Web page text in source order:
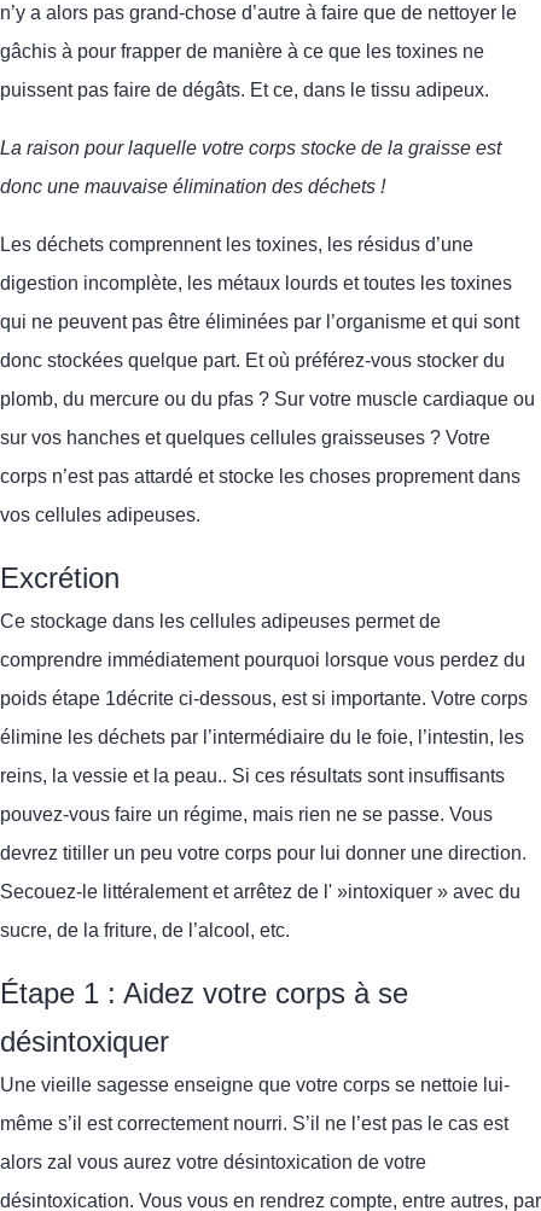
n’y a alors pas grand-chose d’autre à faire que de nettoyer le
gâchis à pour frapper de manière à ce que les toxines ne
puissent pas faire de dégâts. Et ce, dans le tissu adipeux.
La raison pour laquelle votre corps stocke de la graisse est
donc une mauvaise élimination des déchets !
Les déchets comprennent les toxines, les résidus d’une
digestion incomplète, les métaux lourds et toutes les toxines
qui ne peuvent pas être éliminées par l’organisme et qui sont
donc stockées quelque part. Et où préférez-vous stocker du
plomb, du mercure ou du pfas ? Sur votre muscle cardiaque ou
sur vos hanches et quelques cellules graisseuses ? Votre
corps n’est pas attardé et stocke les choses proprement dans
vos cellules adipeuses.
Excrétion
Ce stockage dans les cellules adipeuses permet de
comprendre immédiatement pourquoi lorsque vous perdez du
poids étape 1décrite ci-dessous, est si importante. Votre corps
élimine les déchets par l’intermédiaire du le foie, l’intestin, les
reins, la vessie et la peau.. Si ces résultats sont insuffisants
pouvez-vous faire un régime, mais rien ne se passe. Vous
devrez titiller un peu votre corps pour lui donner une direction.
Secouez-le littéralement et arrêtez de l' »intoxiquer » avec du
sucre, de la friture, de l’alcool, etc.
Étape 1 : Aidez votre corps à se
désintoxiquer
Une vieille sagesse enseigne que votre corps se nettoie lui-
même s’il est correctement nourri. S’il ne l’est pas le cas est
alors za l vous aurez votre désintoxication de votre
désintoxication. Vous vous en rendrez compte, entre autres, par